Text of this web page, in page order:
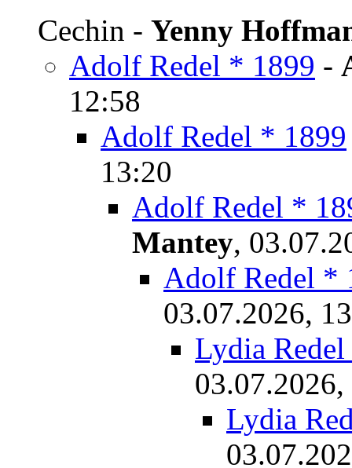
Cechin - Yenny
Adolf Redel * 1899 -
12:58
Adolf Redel * 1899
13:20
Adolf Redel *
Mantey,
Adolf Redel *
03.07.2026,
Lydia
Lydia